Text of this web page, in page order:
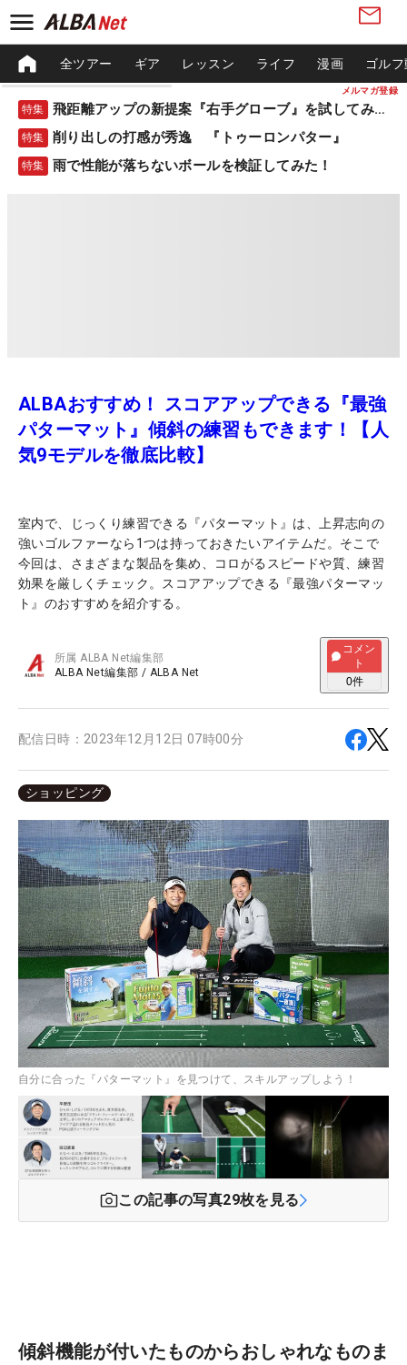
メルマガ登録
全ツアー ギア レッスン ライフ 漫画 ゴル
特集 飛距離アップの新提案『右手グローブ』を試してみた！
特集 削り出しの打感が秀逸 『トゥーロンパター』
特集 雨で性能が落ちないボールを検証してみた！
ALBAおすすめ！ スコアアップできる『最強
パターマット』傾斜の練習もできます！【人
気9モデルを徹底比較】
室内で、じっくり練習できる『パターマット』は、上昇志向の
強いゴルファーなら1つは持っておきたいアイテムだ。そこで
今回は、さまざまな製品を集め、コロがるスピードや質、練習
効果を厳しくチェック。スコアアップできる『最強パターマッ
ト』のおすすめを紹介する。
所属ALBA Net編集部
ALBA Net編集部 / ALBA Net
コメン
ト
0件
配信日時： 2023年12月12日 07時00分
ショッピング
自分に合った『パターマット』を見つけて、スキルアップしよう！
この記事の写真29枚を見る
傾斜機能が付いたものからおしゃれなものま